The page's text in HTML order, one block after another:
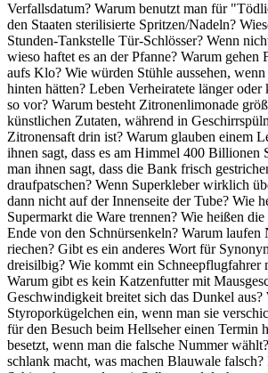
Verfallsdatum? Warum benutzt man für
den Staaten sterilisierte Spritzen/Nadeln?
Stunden-Tankstelle Tür-Schlösser? Wenn
wieso haftet es an der Pfanne? Warum gehen
aufs Klo? Wie würden Stühle aussehen,
hinten hätten? Leben Verheiratete länger
so vor? Warum besteht Zitronenlimonade
künstlichen Zutaten, während in
Zitronensaft drin ist? Warum glauben einem
ihnen sagt, dass es am Himmel 400 Billionen
man ihnen sagt, dass die Bank frisch
draufpatschen? Wenn Superkleber wirklich
dann nicht auf der Innenseite der Tube? Wie
Supermarkt die Ware trennen? Wie heißen
Ende von den Schnürsenkeln? Warum laufen
riechen? Gibt es ein anderes Wort für
dreisilbig? Wie kommt ein Schneepflugfahrer
Warum gibt es kein Katzenfutter mit
Geschwindigkeit breitet sich das Dunkel aus?
Styroporkügelchen ein, wenn man sie
für den Besuch beim Hellseher einen Termin
besetzt, wenn man die falsche Nummer
schlank macht, was machen Blauwale